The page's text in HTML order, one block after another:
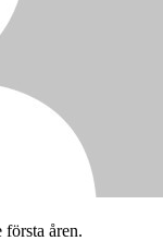
åren.